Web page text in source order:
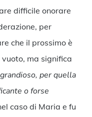
difficile onorare
per
che il prossimo è
ma significa
per quella
o forse
caso di Maria e fu